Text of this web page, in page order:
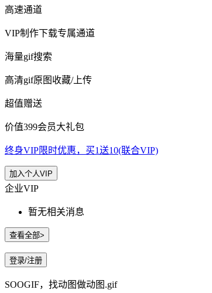
高速通道
VIP制作下载专属通道
海量gif搜索
高清gif原图收藏/上传
超值赠送
价值399会员大礼包
终身VIP限时优惠，买1送10(联合VIP)
加入个人VIP
企业VIP
暂无相关消息
查看全部>
登录/注册
SOOGIF，找动图做动图.gif